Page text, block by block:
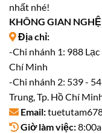
nhất nhé!
KHÔNG GIAN
Địa chỉ:
-Chi nhánh 1: 988
Chí Minh
-Chi nhánh 2: 539 -
Trung, Tp. Hồ Chí
Email:
Giờ làm việc: